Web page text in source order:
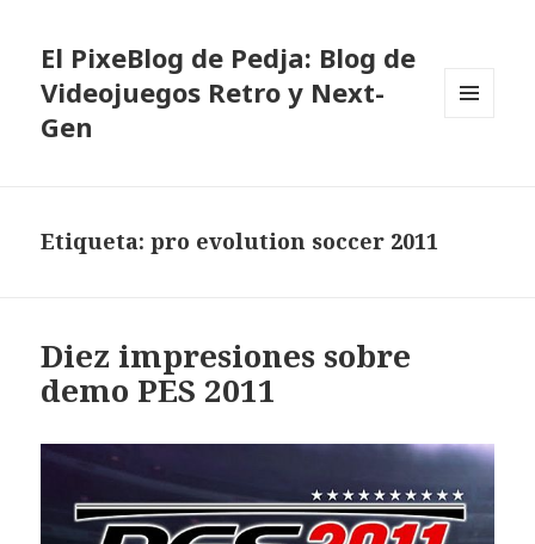
El PixeBlog de Pedja: Blog de
Videojuegos Retro y Next-
Gen
Etiqueta:pro evolution soccer 2011
Diez impresiones sobre
demo PES 2011